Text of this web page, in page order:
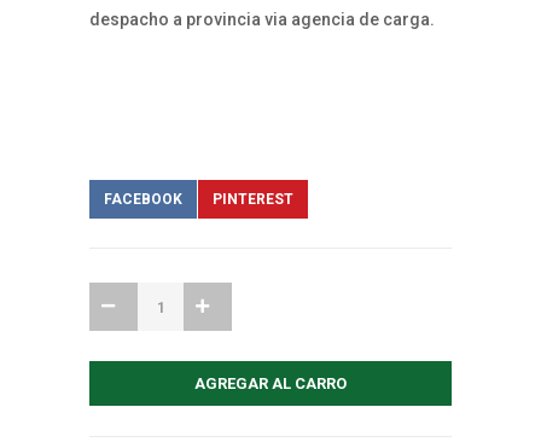
despacho a provincia via agencia de carga.
FACEBOOK PINTEREST